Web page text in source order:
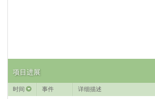
项目进展
时间 事件 详细描述